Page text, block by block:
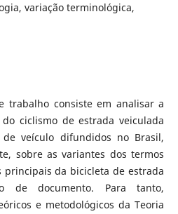
variação terminológica,
trabalho consiste em analisar a
ciclismo de estrada veiculada
veículo difundidos no Brasil,
sobre as variantes dos termos
principais da bicicleta de estrada
de documento. Para tanto,
e metodológicos da Teoria